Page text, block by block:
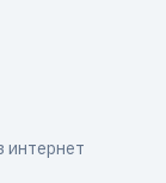
интернет